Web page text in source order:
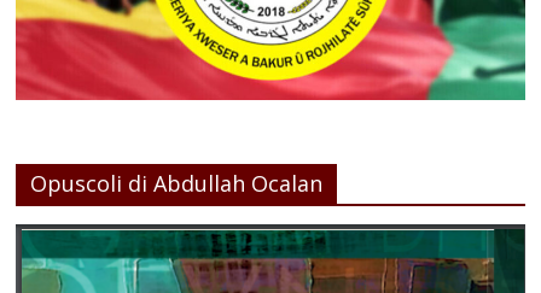
Opuscoli di Abdullah Ocalan